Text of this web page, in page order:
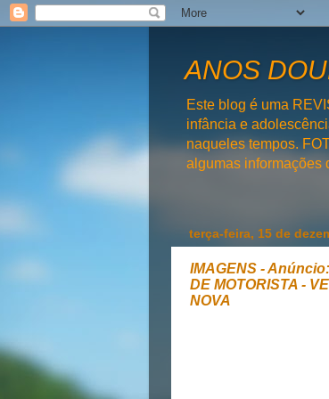
ANOS
Este blog é uma
infância e
naqueles tempos.
algumas informações
terça-feira, 15 de
IMAGENS -
DE MOTORISTA -
NOVA